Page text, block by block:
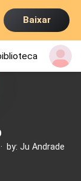
Baixar
· by: Ju Andrade